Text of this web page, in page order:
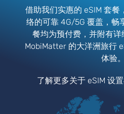
借助我们实惠的 eSIM 套餐
络的可靠 4G/5G 覆盖，畅
餐均为预付费，并附有详
MobiMatter 的大洋洲旅行
体验。
了解更多关于 eSIM 设